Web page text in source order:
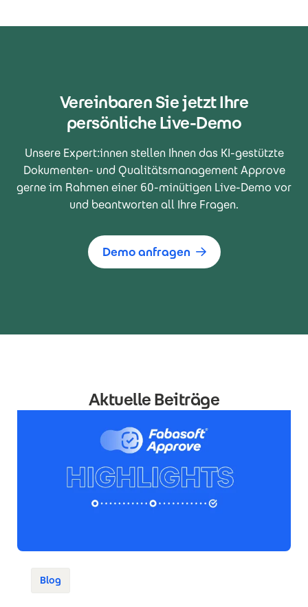
Vereinbaren Sie jetzt Ihre
persönliche Live-Demo
Unsere Expert:innen stellen Ihnen das KI-gestützte
Dokumenten- und Qualitätsmanagement Approve
gerne im Rahmen einer 60-minütigen Live-Demo vor
und beantworten all Ihre Fragen.
Demo anfragen
Aktuelle Beiträge
Blog